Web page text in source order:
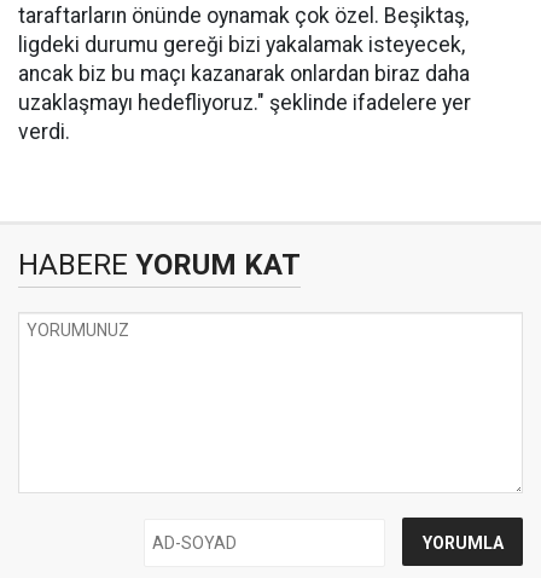
taraftarların önünde oynamak çok özel. Beşiktaş,
ligdeki durumu gereği bizi yakalamak isteyecek,
ancak biz bu maçı kazanarak onlardan biraz daha
uzaklaşmayı hedefliyoruz." şeklinde ifadelere yer
verdi.
HABERE YORUM KAT